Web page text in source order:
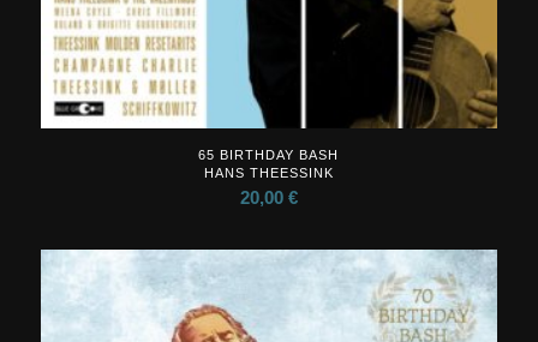
65 BIRTHDAY BASH
HANS THEESSINK
20,00 €